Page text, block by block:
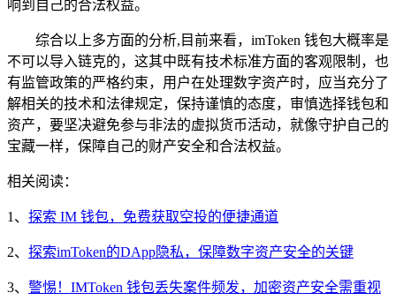
响到自己的合法权益。
综合以上多方面的分析,目前来看，imToken 钱包大概率是
不可以导入链克的，这其中既有技术标准方面的客观限制，也
有监管政策的严格约束，用户在处理数字资产时，应当充分了
解相关的技术和法律规定，保持谨慎的态度，审慎选择钱包和
资产，要坚决避免参与非法的虚拟货币活动，就像守护自己的
宝藏一样，保障自己的财产安全和合法权益。
相关阅读：
1、 探索 IM 钱包，免费获取空投的便捷通道
2、 探索imToken的DApp隐私，保障数字资产安全的关键
3、 警惕！IMToken 钱包丢失案件频发，加密资产安全需重视